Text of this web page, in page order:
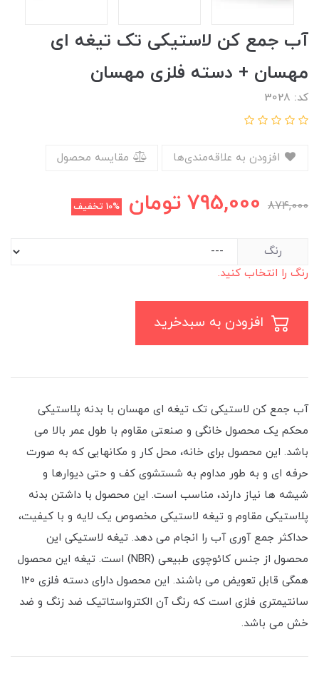
آب جمع کن لاستیکی تک تیغه ای
مهسان + دسته فلزی مهسان
کد: 3028
مقایسه محصول
874,000
795,000 تومان 10% تخفیف
رنگ
رنگ را انتخاب کنید.
آب جمع کن لاستیکی تک تیغه ای مهسان با بدنه پلاستیکی
محکم یک محصول خانگی و صنعتی مقاوم با طول عمر بالا می
باشد. این محصول برای خانه، محل کار و مکانهایی که به صورت
حرفه ای و به طور مداوم به شستشوی کف و حتی دیوارها و
شیشه ها نیاز دارند، مناسب است. این محصول با داشتن بدنه
پلاستیکی مقاوم و تیغه لاستیکی مخصوص یک لایه و با کیفیت،
حداکثر جمع آوری آب را انجام می دهد. تیغه لاستیکی این
محصول از جنس کائوچوی طبیعی (NBR) است. تیغه این محصول
همگی قابل تعویض می باشند. این محصول دارای دسته فلزی 120
سانتیمتری فلزی است که رنگ آن الکترواستاتیک ضد زنگ و ضد
خش می باشد.